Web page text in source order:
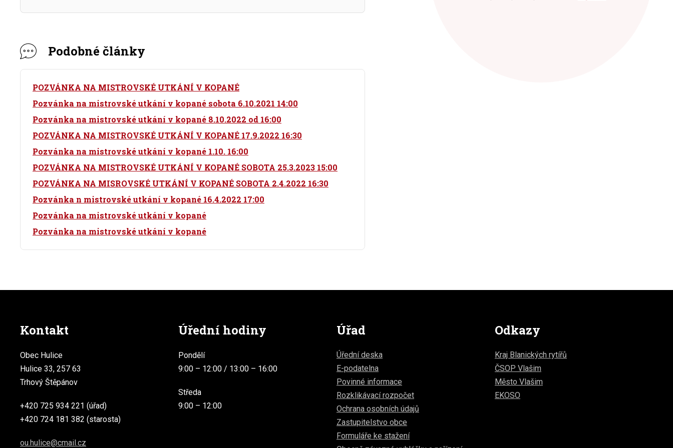
Podobné články
POZVÁNKA NA MISTROVSKÉ UTKÁNÍ V KOPANÉ
Pozvánka na mistrovské utkání v kopané sobota 6.10.2021 14:00
Pozvánka na mistrovské utkání v kopané 8.10.2022 od 16:00
POZVÁNKA NA MISTROVSKÉ UTKÁNÍ V KOPANÉ 17.9.2022 16:30
Pozvánka na mistrovské utkání v kopané 1.10. 16:00
POZVÁNKA NA MISTROVSKÉ UTKÁNÍ V KOPANÉ SOBOTA 25.3.2023 15:00
POZVÁNKA NA MISROVSKÉ UTKÁNÍ V KOPANÉ SOBOTA 2.4.2022 16:30
Pozvánka n mistrovské utkání v kopané 16.4.2022 17:00
Pozvánka na mistrovské utkání v kopané
Pozvánka na mistrovské utkání v kopané
Kontakt
Obec Hulice
Hulice 33, 257 63
Trhový Štěpánov
+420 725 934 221 (úřad)
+420 724 181 382 (starosta)
ou.hulice@cmail.cz
Úřední hodiny
Pondělí
9:00 – 12:00 / 13:00 – 16:00
Středa
9:00 – 12:00
Úřad
Úřední deska
E-podatelna
Povinné informace
Rozklikávací rozpočet
Ochrana osobních údajů
Zastupitelstvo obce
Formuláře ke stažení
Odkazy
Kraj Blanických rytířů
ČSOP Vlašim
Město Vlašim
EKOSO